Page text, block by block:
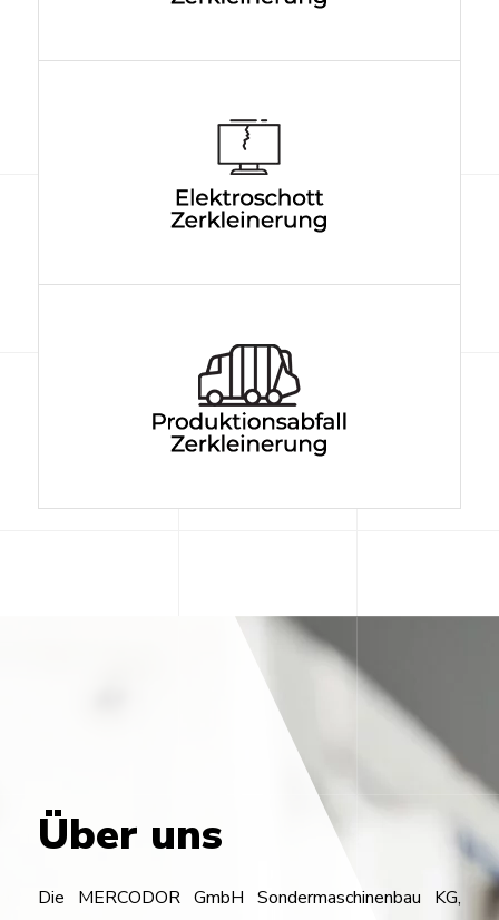
Über uns
Die MERCODOR GmbH Sondermaschinenbau KG,